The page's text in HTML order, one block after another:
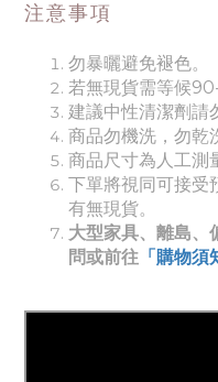
注意事項
勿暴曬避免褪色。
若無現貨需等候
建議中性清潔劑請
商品勿機洗，勿乾
商品尺寸為人工測
下單將視同可接受
有無現貨。
大型家具、離島、
問或前往 「購物須